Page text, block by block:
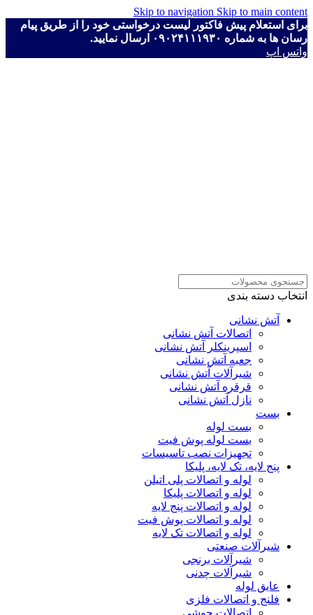
Skip to navigation Skip to main content
برای استعلام پیش فاکتور لیست درخواستی خود را از طریق پیام
رسان ها به شماره ۰۹۰۲۴۱۱۱۹۳۰ ارسال نمایید.
واتس اپ
انتخاب دسته بندی
آتش نشانی
اتصالات آتش نشانی
اسپرینکلر آتش نشانی
جعبه آتش نشانی
شیرآلات آتش نشانی
قرقره آتش نشانی
نازل آتش نشانی
بست
بست لوله
بست لوله پوش فیت
تجهیزات نصب تاسیسات
پنج لایه، تک لایه، پلیکا
لوله و اتصالات پلی اتیلن
لوله و اتصالات پلیکا
لوله و اتصالات پنج لایه
لوله و اتصالات پوش فیت
لوله و اتصالات تک لایه
شیرآلات صنعتی
شیرآلات برنجی
شیرآلات چدنی
عایق لوله
فلنج و اتصالات فلزی
اتصالات جوشی